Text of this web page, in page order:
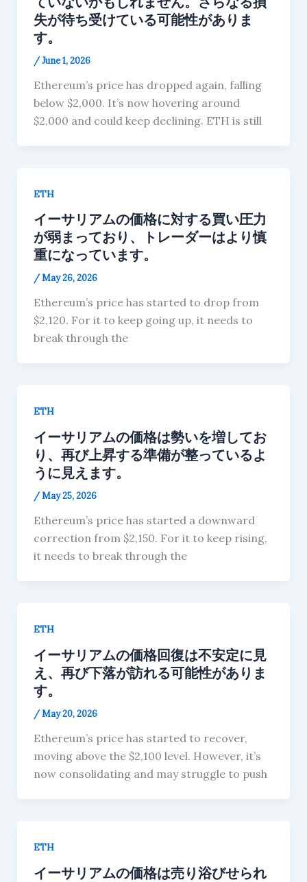
失が待ち受けている可能性がありま
す。
/June 1, 2026
Ethereum’s price has dropped again, falling
below $2,000. It’s now hovering around
$2,000 and could keep declining. ETH is still
ETH
イーサリアムの価格に対する買い圧力
が弱まっており、トレーダーはより慎
重になっています。
/May 26, 2026
Ethereum’s price has started to drop from
$2,120. For it to keep going up, it needs to
break through the
ETH
イーサリアムの価格は勢いを増してお
り、再び上昇する準備が整っているよ
うに見えます。
/May 25, 2026
Ethereum’s price has started a downward
correction from $2,150. For it to keep rising,
it needs to break through the
ETH
イーサリアムの価格回復は不安定に見
え、再び下落が訪れる可能性がありま
す。
/May 20, 2026
Ethereum’s price has started to recover,
moving above the $2,100 level. However, it’s
now consolidating and may struggle to push
ETH
イーサリアムの価格は売り浴びせられ